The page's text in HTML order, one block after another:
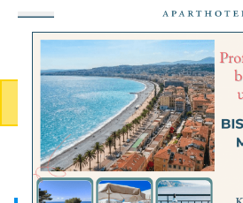
MENU
BUCHEN